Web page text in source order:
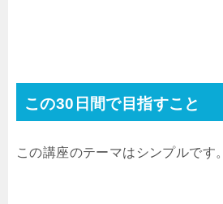
この30日間で目指すこと
この講座のテーマはシンプルです。